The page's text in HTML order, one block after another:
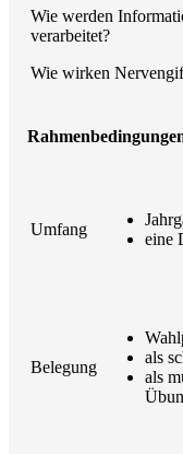
Wie werden
verarbeitet?
Wie wirken
Umfang
eine
Belegung
als
als